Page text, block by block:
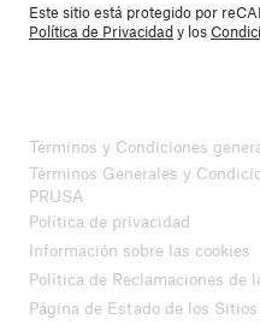
Este sitio está protegido por
Política de Privacidady los
Términos y Condiciones
Términos Generales y
PRUSA
Política de privacidad
Información sobre las cookies
Política de Reclamaciones de
Página de Estado de los